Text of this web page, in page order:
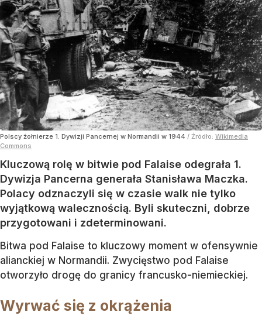
Polscy żołnierze 1. Dywizji Pancernej w Normandii w 1944 / Źródło: Wikimedia
Commons
Kluczową rolę w bitwie pod Falaise odegrała 1.
Dywizja Pancerna generała Stanisława Maczka.
Polacy odznaczyli się w czasie walk nie tylko
wyjątkową walecznością. Byli skuteczni, dobrze
przygotowani i zdeterminowani.
Bitwa pod Falaise to kluczowy moment w ofensywnie
alianckiej w Normandii. Zwycięstwo pod Falaise
otworzyło drogę do granicy francusko-niemieckiej.
Wyrwać się z okrążenia